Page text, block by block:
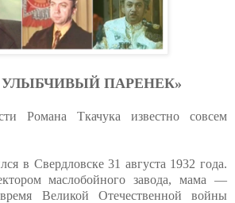
ПАРЕНЕК»
Романа Ткачука известно совсем
в Свердловске 31 августа 1932 года.
маслобойного завода, мама —
Великой Отечественной войны